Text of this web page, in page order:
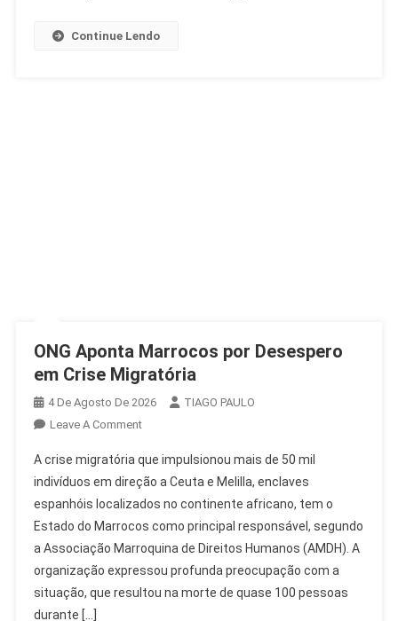
Continue Lendo
ONG Aponta Marrocos por Desespero
em Crise Migratória
4 De Agosto De 2026
TIAGO PAULO
Leave A CommentOn
Aponta
Marrocos
Por
Desespero
Em
Crise
Migratória
A crise migratória que impulsionou mais de 50 mil
indivíduos em direção a Ceuta e Melilla, enclaves
espanhóis localizados no continente africano, tem o
Estado do Marrocos como principal responsável, segundo
a Associação Marroquina de Direitos Humanos (AMDH). A
organização expressou profunda preocupação com a
situação, que resultou na morte de quase 100 pessoas
durante […]